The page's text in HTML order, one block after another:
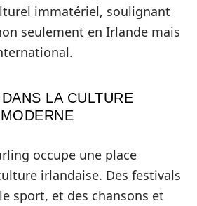
immatériel, soulignant
seulement en Irlande mais
LA CULTURE
occupe une place
irlandaise. Des festivals
sport, et des chansons et